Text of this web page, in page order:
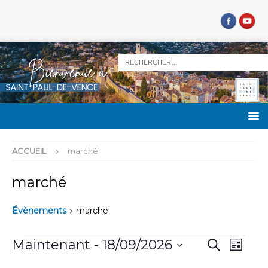
ACCUEIL marché
marché
Évènements marché
R
R
N
L
Maintenant - 18/09/2026